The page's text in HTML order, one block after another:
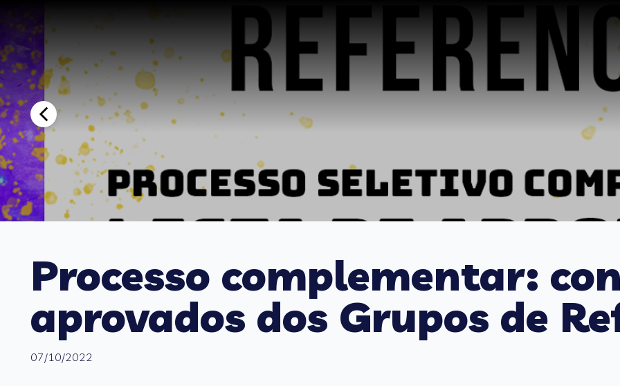
Processo complementar:
aprovados dos Grupos de
07/10/2022